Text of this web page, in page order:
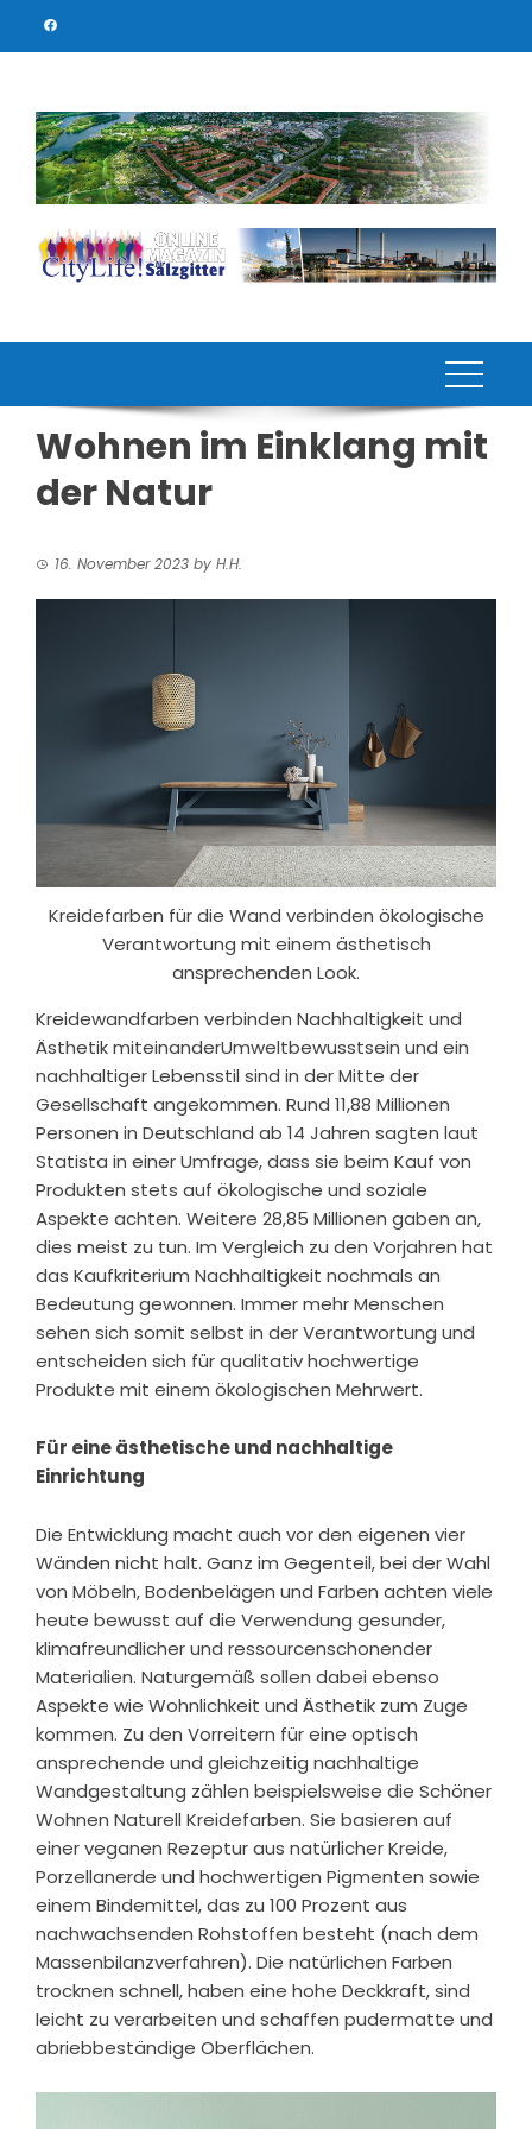
Wohnen im Einklang mit
der Natur
16. November 2023 by H.H.
Kreidefarben für die Wand verbinden ökologische
Verantwortung mit einem ästhetisch
ansprechenden Look.
Kreidewandfarben verbinden Nachhaltigkeit und
Ästhetik miteinanderUmweltbewusstsein und ein
nachhaltiger Lebensstil sind in der Mitte der
Gesellschaft angekommen. Rund 11,88 Millionen
Personen in Deutschland ab 14 Jahren sagten laut
Statista in einer Umfrage, dass sie beim Kauf von
Produkten stets auf ökologische und soziale
Aspekte achten. Weitere 28,85 Millionen gaben an,
dies meist zu tun. Im Vergleich zu den Vorjahren hat
das Kaufkriterium Nachhaltigkeit nochmals an
Bedeutung gewonnen. Immer mehr Menschen
sehen sich somit selbst in der Verantwortung und
entscheiden sich für qualitativ hochwertige
Produkte mit einem ökologischen Mehrwert.
Für eine ästhetische und nachhaltige
Einrichtung
Die Entwicklung macht auch vor den eigenen vier
Wänden nicht halt. Ganz im Gegenteil, bei der Wahl
von Möbeln, Bodenbelägen und Farben achten viele
heute bewusst auf die Verwendung gesunder,
klimafreundlicher und ressourcenschonender
Materialien. Naturgemäß sollen dabei ebenso
Aspekte wie Wohnlichkeit und Ästhetik zum Zuge
kommen. Zu den Vorreitern für eine optisch
ansprechende und gleichzeitig nachhaltige
Wandgestaltung zählen beispielsweise die Schöner
Wohnen Naturell Kreidefarben. Sie basieren auf
einer veganen Rezeptur aus natürlicher Kreide,
Porzellanerde und hochwertigen Pigmenten sowie
einem Bindemittel, das zu 100 Prozent aus
nachwachsenden Rohstoffen besteht (nach dem
Massenbilanzverfahren). Die natürlichen Farben
trocknen schnell, haben eine hohe Deckkraft, sind
leicht zu verarbeiten und schaffen pudermatte und
abriebbeständige Oberflächen.